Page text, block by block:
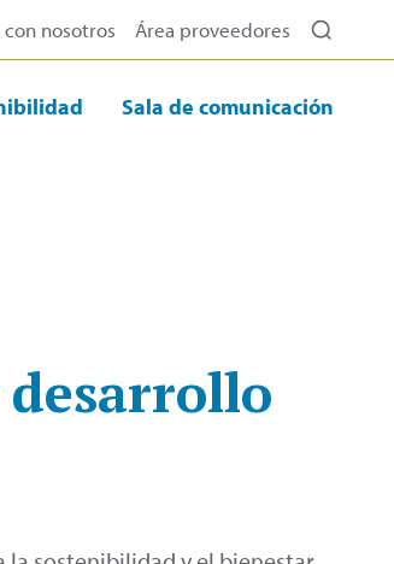
con nosotros Área proveedores
Sala de comunicación